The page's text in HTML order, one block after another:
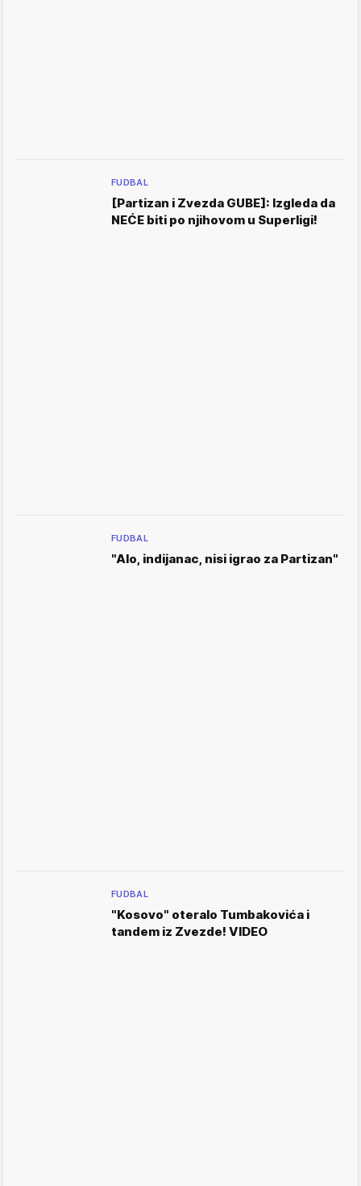
FUDBAL
[Partizan i Zvezda GUBE]: Izgleda da
NEĆE biti po njihovom u Superligi!
FUDBAL
"Alo, indijanac, nisi igrao za Partizan"
FUDBAL
"Kosovo" oteralo Tumbakovića i
tandem iz Zvezde! VIDEO